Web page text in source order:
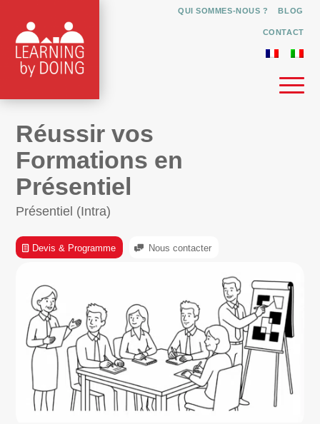
QUI SOMMES-NOUS ? BLOG
CONTACT
Réussir vos
Formations en
Présentiel
Présentiel (Intra)
Devis & Programme Nous contacter